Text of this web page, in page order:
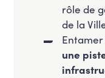
rôle de
de la
une